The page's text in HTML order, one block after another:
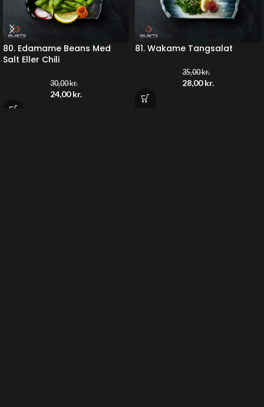
80. Edamame Beans Med
Salt Eller Chili
30,00kr.
24,00kr.
81. Wakame Tangsalat
35,00kr.
28,00kr.